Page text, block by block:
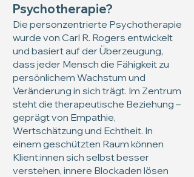
Psychotherapie?
Die personzentrierte Psychotherapie
wurde von Carl R. Rogers entwickelt
und basiert auf der Überzeugung,
dass jeder Mensch die Fähigkeit zu
persönlichem Wachstum und
Veränderung in sich trägt. Im Zentrum
steht die therapeutische Beziehung –
geprägt von Empathie,
Wertschätzung und Echtheit. In
einem geschützten Raum können
Klient:innen sich selbst besser
verstehen, innere Blockaden lösen